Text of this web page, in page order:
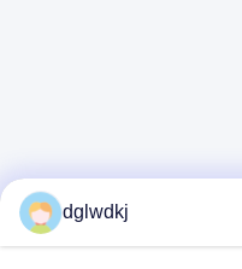
dglwdkj